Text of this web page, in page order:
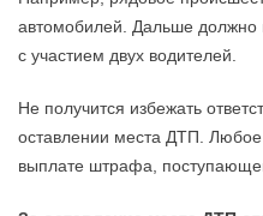
автомобилей. Дальше
с участием двух водителей.
Не получится избежать
оставлении места ДТП.
выплате штрафа,